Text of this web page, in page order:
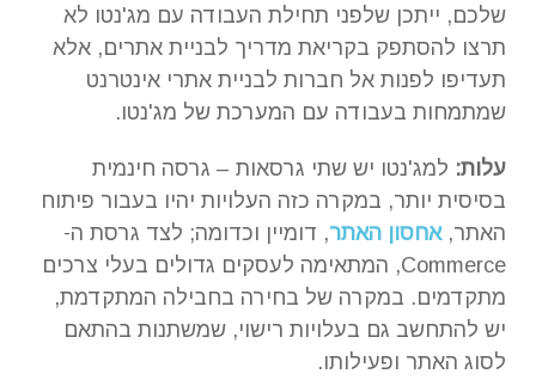
שלכם, ייתכן שלפני תחילת העבודה עם מג'נטו לא
תרצו להסתפק בקריאת מדריך לבניית אתרים, אלא
תעדיפו לפנות אל חברות לבניית אתרי אינטרנט
שמתמחות בעבודה עם המערכת של מג'נטו.
עלות: למג'נטו יש שתי גרסאות – גרסה חינמית
בסיסית יותר, במקרה כזה העלויות יהיו בעבור פיתוח
האתר,אחסון האתר, דומיין וכדומה; לצד גרסת ה-
Commerce, המתאימה לעסקים גדולים בעלי צרכים
מתקדמים. במקרה של בחירה בחבילה המתקדמת,
יש להתחשב גם בעלויות רישוי, שמשתנות בהתאם
לסוג האתר ופעילותו.